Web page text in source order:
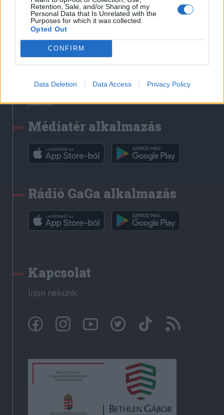
Retention, Sale, and/or Sharing of my
Personal Data that Is Unrelated with the
Purposes for which it was collected.
Opted Out
CONFIRM
Data Deletion Data Access Privacy Policy
Liget
Krónika
Bihari Napló
Erdélyi Napló
Főtér
Rádió GaGa
Jóállás
Médiatér alkalmazás
Rádió GaGa alkalmazás
Kapcsolat
Írjon nekünk